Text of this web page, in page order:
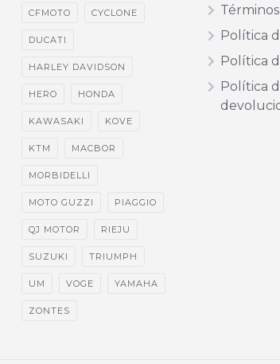
CFMOTO CYCLONE
DUCATI
HARLEY DAVIDSON
HERO HONDA
KAWASAKI KOVE
KTM MACBOR
MORBIDELLI
MOTO GUZZI PIAGGIO
QJ MOTOR RIEJU
SUZUKI TRIUMPH
UM VOGE YAMAHA
ZONTES
Política
Política
Política